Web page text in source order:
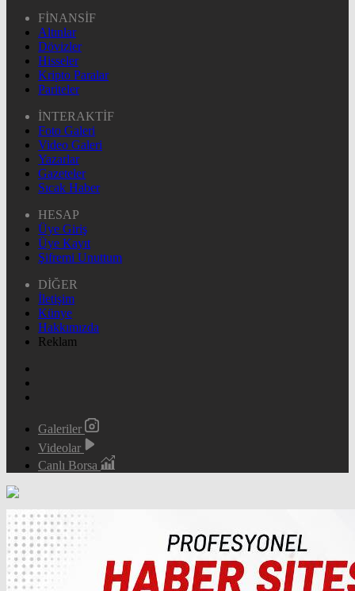
FİNANSİF
Altınlar
Dövizler
Hisseler
Kripto Paralar
Pariteler
İNTERAKTİF
Foto Galeri
Video Galeri
Yazarlar
Gazeteler
Sıcak Haber
HESAP
Üye Giriş
Üye Kayıt
Şifremi Unuttum
DİĞER
İletişim
Künye
Hakkımızda
Reklam
Galeriler
Videolar
Canlı Borsa